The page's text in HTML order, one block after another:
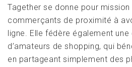
Tagether se donne pour mission
commerçants de proximité à
ligne. Elle fédère également
d’amateurs de shopping, qui
en partageant simplement des